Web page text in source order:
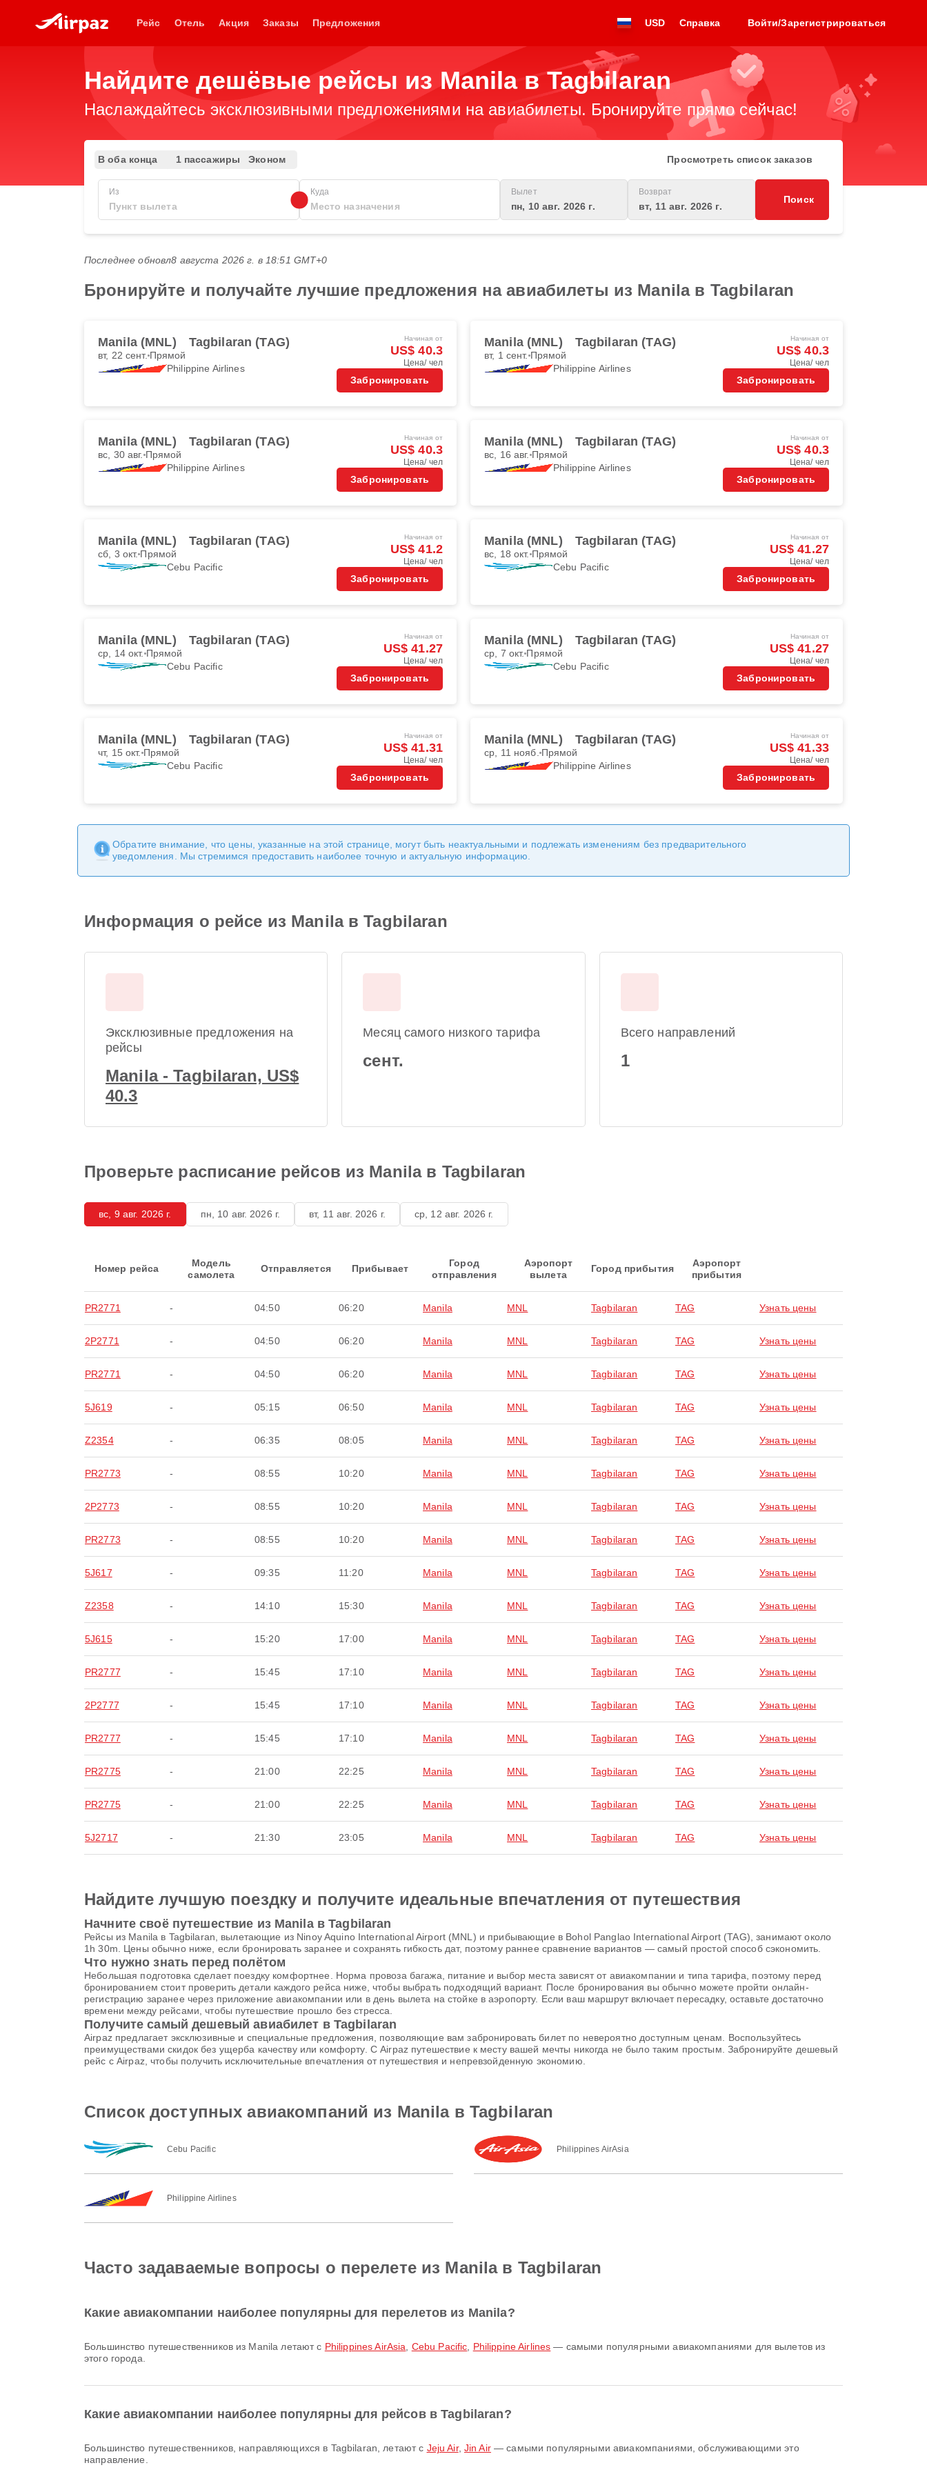
Рейс Отель Акция Заказы Предложения USD Справка Войти/Зарегистрироваться
Найдите дешёвые рейсы из Manila в Tagbilaran
Наслаждайтесь эксклюзивными предложениями на авиабилеты. Бронируйте прямо сейчас!
В оба конца 1 пассажиры Эконом Просмотреть список заказов
Из Куда Вылет
пн, 10 авг. 2026 г.
Возврат
вт, 11 авг. 2026 г.
Поиск
Последнее обновл8 августа 2026 г. в 18:51 GMT+0
Бронируйте и получайте лучшие предложения на авиабилеты из Manila в Tagbilaran
Manila (MNL) Tagbilaran (TAG)
вт, 22 сент. Прямой
Philippine Airlines
Начиная от
US$ 40.3
Цена/ чел
Забронировать
Manila (MNL) Tagbilaran (TAG)
вт, 1 сент. Прямой
Philippine Airlines
Начиная от
US$ 40.3
Цена/ чел
Забронировать
Manila (MNL) Tagbilaran (TAG)
вс, 30 авг. Прямой
Philippine Airlines
Начиная от
US$ 40.3
Цена/ чел
Забронировать
Manila (MNL) Tagbilaran (TAG)
вс, 16 авг. Прямой
Philippine Airlines
Начиная от
US$ 40.3
Цена/ чел
Забронировать
Manila (MNL) Tagbilaran (TAG)
сб, 3 окт. Прямой
Cebu Pacific
Начиная от
US$ 41.2
Цена/ чел
Забронировать
Manila (MNL) Tagbilaran (TAG)
вс, 18 окт. Прямой
Cebu Pacific
Начиная от
US$ 41.27
Цена/ чел
Забронировать
Manila (MNL) Tagbilaran (TAG)
ср, 14 окт. Прямой
Cebu Pacific
Начиная от
US$ 41.27
Цена/ чел
Забронировать
Manila (MNL) Tagbilaran (TAG)
ср, 7 окт. Прямой
Cebu Pacific
Начиная от
US$ 41.27
Цена/ чел
Забронировать
Manila (MNL) Tagbilaran (TAG)
чт, 15 окт. Прямой
Cebu Pacific
Начиная от
US$ 41.31
Цена/ чел
Забронировать
Manila (MNL) Tagbilaran (TAG)
ср, 11 нояб. Прямой
Philippine Airlines
Начиная от
US$ 41.33
Цена/ чел
Забронировать
Обратите внимание, что цены, указанные на этой странице, могут быть неактуальными и подлежать изменениям без предварительного
уведомления. Мы стремимся предоставить наиболее точную и актуальную информацию.
Информация о рейсе из Manila в Tagbilaran
Эксклюзивные предложения на
рейсы
Manila - Tagbilaran, US$
40.3
Месяц самого низкого тарифа
сент.
Всего направлений
1
Проверьте расписание рейсов из Manila в Tagbilaran
вс, 9 авг. 2026 г. пн, 10 авг. 2026 г. вт, 11 авг. 2026 г. ср, 12 авг. 2026 г.
Номер рейса
Модель
самолета
Отправляется Прибывает
Город
отправления
Аэропорт
вылета
Город прибытия
Аэропорт
прибытия
PR2771 - 04:50 06:20 Manila MNL Tagbilaran TAG Узнать цены
2P2771 - 04:50 06:20 Manila MNL Tagbilaran TAG Узнать цены
PR2771 - 04:50 06:20 Manila MNL Tagbilaran TAG Узнать цены
5J619 - 05:15 06:50 Manila MNL Tagbilaran TAG Узнать цены
Z2354 - 06:35 08:05 Manila MNL Tagbilaran TAG Узнать цены
PR2773 - 08:55 10:20 Manila MNL Tagbilaran TAG Узнать цены
2P2773 - 08:55 10:20 Manila MNL Tagbilaran TAG Узнать цены
PR2773 - 08:55 10:20 Manila MNL Tagbilaran TAG Узнать цены
5J617 - 09:35 11:20 Manila MNL Tagbilaran TAG Узнать цены
Z2358 - 14:10 15:30 Manila MNL Tagbilaran TAG Узнать цены
5J615 - 15:20 17:00 Manila MNL Tagbilaran TAG Узнать цены
PR2777 - 15:45 17:10 Manila MNL Tagbilaran TAG Узнать цены
2P2777 - 15:45 17:10 Manila MNL Tagbilaran TAG Узнать цены
PR2777 - 15:45 17:10 Manila MNL Tagbilaran TAG Узнать цены
PR2775 - 21:00 22:25 Manila MNL Tagbilaran TAG Узнать цены
PR2775 - 21:00 22:25 Manila MNL Tagbilaran TAG Узнать цены
5J2717 - 21:30 23:05 Manila MNL Tagbilaran TAG Узнать цены
Найдите лучшую поездку и получите идеальные впечатления от путешествия
Начните своё путешествие из Manila в Tagbilaran
Рейсы из Manila в Tagbilaran, вылетающие из Ninoy Aquino International Airport (MNL) и прибывающие в Bohol Panglao International Airport (TAG), занимают около
1h 30m. Цены обычно ниже, если бронировать заранее и сохранять гибкость дат, поэтому раннее сравнение вариантов — самый простой способ сэкономить.
Что нужно знать перед полётом
Небольшая подготовка сделает поездку комфортнее. Норма провоза багажа, питание и выбор места зависят от авиакомпании и типа тарифа, поэтому перед
бронированием стоит проверить детали каждого рейса ниже, чтобы выбрать подходящий вариант. После бронирования вы обычно можете пройти онлайн-
регистрацию заранее через приложение авиакомпании или в день вылета на стойке в аэропорту. Если ваш маршрут включает пересадку, оставьте достаточно
времени между рейсами, чтобы путешествие прошло без стресса.
Получите самый дешевый авиабилет в Tagbilaran
Airpaz предлагает эксклюзивные и специальные предложения, позволяющие вам забронировать билет по невероятно доступным ценам. Воспользуйтесь
преимуществами скидок без ущерба качеству или комфорту. С Airpaz путешествие к месту вашей мечты никогда не было таким простым. Забронируйте дешевый
рейс с Airpaz, чтобы получить исключительные впечатления от путешествия и непревзойденную экономию.
Список доступных авиакомпаний из Manila в Tagbilaran
Cebu Pacific Philippines AirAsia
Philippine Airlines
Часто задаваемые вопросы о перелете из Manila в Tagbilaran
Какие авиакомпании наиболее популярны для перелетов из Manila?
Большинство путешественников из Manila летают с Philippines AirAsia Cebu Pacific Philippine Airlines — самыми популярными авиакомпаниями для вылетов из
этого города.
Какие авиакомпании наиболее популярны для рейсов в Tagbilaran?
Большинство путешественников, направляющихся в Tagbilaran, летают с Jeju Air, Jin Air— самыми популярными авиакомпаниями, обслуживающими это
направление.